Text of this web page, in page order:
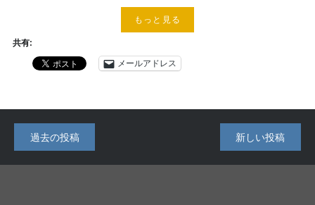
もっと見る
共有:
メールアドレス
投
稿
過去の投稿 新しい投稿